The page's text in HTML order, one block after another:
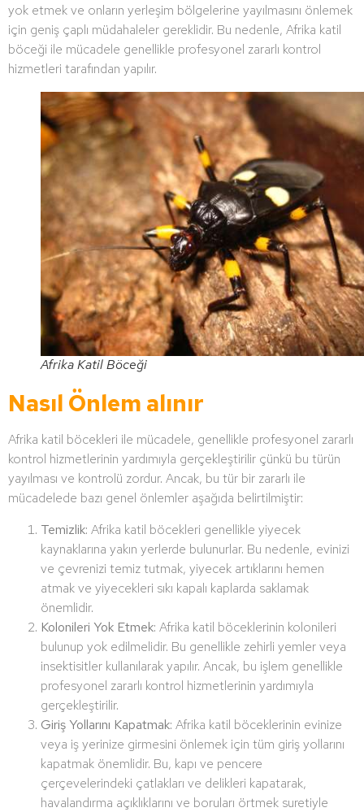
yok etmek ve onların yerleşim bölgelerine yayılmasını önlemek
için geniş çaplı müdahaleler gereklidir. Bu nedenle, Afrika katil
böceği ile mücadele genellikle profesyonel zararlı kontrol
hizmetleri tarafından yapılır.
Afrika Katil Böceği
Nasıl Önlem alınır
Afrika katil böcekleri ile mücadele, genellikle profesyonel zararlı
kontrol hizmetlerinin yardımıyla gerçekleştirilir çünkü bu türün
yayılması ve kontrolü zordur. Ancak, bu tür bir zararlı ile
mücadelede bazı genel önlemler aşağıda belirtilmiştir:
Temizlik: Afrika katil böcekleri genellikle yiyecek
kaynaklarına yakın yerlerde bulunurlar. Bu nedenle, evinizi
ve çevrenizi temiz tutmak, yiyecek artıklarını hemen
atmak ve yiyecekleri sıkı kapalı kaplarda saklamak
önemlidir.
Kolonileri Yok Etmek: Afrika katil böceklerinin kolonileri
bulunup yok edilmelidir. Bu genellikle zehirli yemler veya
insektisitler kullanılarak yapılır. Ancak, bu işlem genellikle
profesyonel zararlı kontrol hizmetlerinin yardımıyla
gerçekleştirilir.
Giriş Yollarını Kapatmak: Afrika katil böceklerinin evinize
veya iş yerinize girmesini önlemek için tüm giriş yollarını
kapatmak önemlidir. Bu, kapı ve pencere
çerçevelerindeki çatlakları ve delikleri kapatarak,
havalandırma açıklıklarını ve boruları örtmek suretiyle